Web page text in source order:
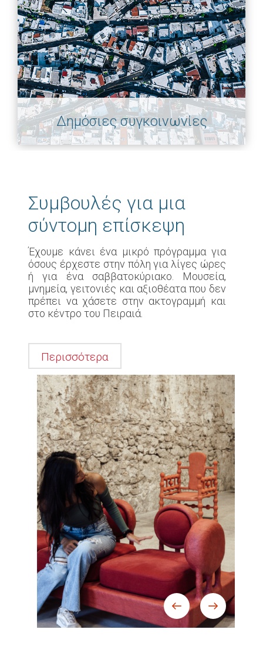
Δημόσιες συγκοινωνίες
Συμβουλές για μια
σύντομη επίσκεψη
Έχουμε κάνει ένα μικρό πρόγραμμα για
όσους έρχεστε στην πόλη για λίγες ώρες
ή για ένα σαββατοκύριακο. Μουσεία,
μνημεία, γειτονιές και αξιοθέατα που δεν
πρέπει να χάσετε στην ακτογραμμή και
στο κέντρο του Πειραιά.
Περισσότερα